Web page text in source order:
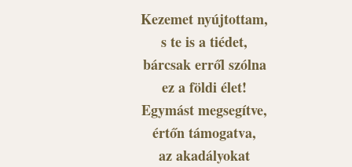
Kezemet nyújtottam,
s te is a tiédet,
bárcsak erről szólna
ez a földi élet!
Egymást megsegítve,
értőn támogatva,
az akadályokat